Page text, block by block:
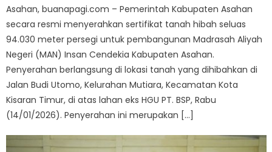
Asahan, buanapagi.com – Pemerintah Kabupaten Asahan
secara resmi menyerahkan sertifikat tanah hibah seluas
94.030 meter persegi untuk pembangunan Madrasah Aliyah
Negeri (MAN) Insan Cendekia Kabupaten Asahan.
Penyerahan berlangsung di lokasi tanah yang dihibahkan di
Jalan Budi Utomo, Kelurahan Mutiara, Kecamatan Kota
Kisaran Timur, di atas lahan eks HGU PT. BSP, Rabu
(14/01/2026). Penyerahan ini merupakan […]